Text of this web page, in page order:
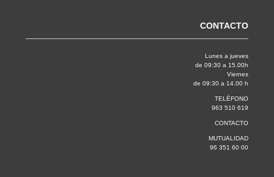
CONTACTO
Lunes a jueves
de 09:30 a 15.00h
Viernes
de 09:30 a 14.00 h
TELÉFONO
963 510 619
CONTACTO
MUTUALIDAD
96 351 60 00